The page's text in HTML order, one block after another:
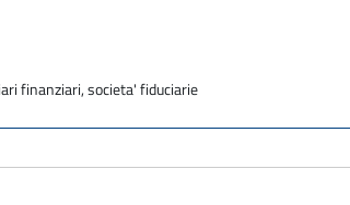
finanziari, societa' fiduciarie